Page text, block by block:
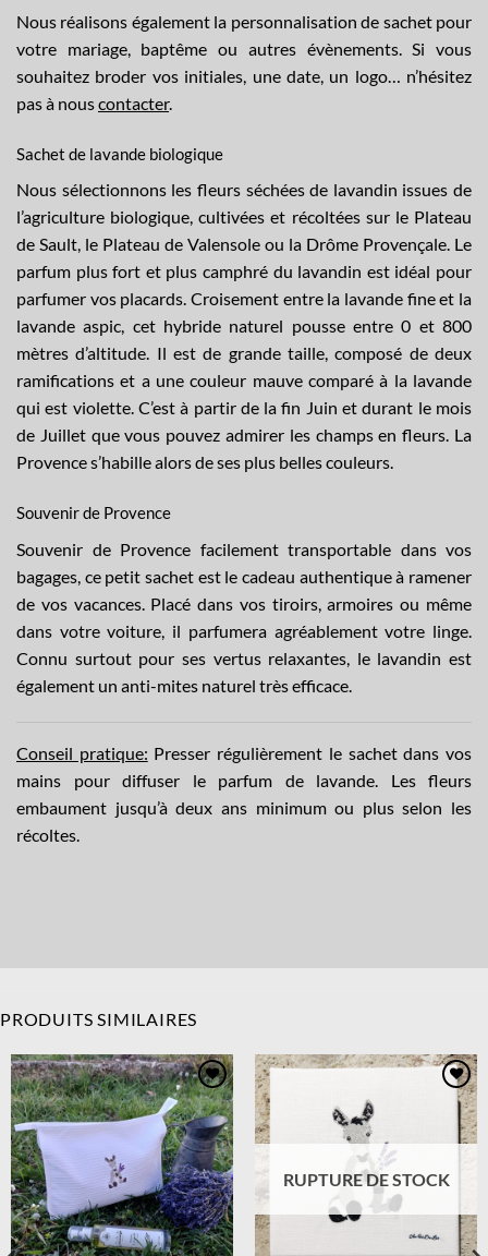
Nous réalisons également la personnalisation de sachet pour
votre mariage, baptême ou autres évènements. Si vous
souhaitez broder vos initiales, une date, un logo… n’hésitez
pas à nouscontacter.
Sachet de lavande biologique
Nous sélectionnons les fleurs séchées de lavandin issues de
l’agriculture biologique, cultivées et récoltées sur le Plateau
de Sault, le Plateau de Valensole ou la Drôme Provençale. Le
parfum plus fort et plus camphré du lavandin est idéal pour
parfumer vos placards. Croisement entre la lavande fine et la
lavande aspic, cet hybride naturel pousse entre 0 et 800
mètres d’altitude. Il est de grande taille, composé de deux
ramifications et a une couleur mauve comparé à la lavande
qui est violette. C’est à partir de la fin Juin et durant le mois
de Juillet que vous pouvez admirer les champs en fleurs. La
Provence s’habille alors de ses plus belles couleurs.
Souvenir de Provence
Souvenir de Provence facilement transportable dans vos
bagages, ce petit sachet est le cadeau authentique à ramener
de vos vacances. Placé dans vos tiroirs, armoires ou même
dans votre voiture, il parfumera agréablement votre linge.
Connu surtout pour ses vertus relaxantes, le lavandin est
également un anti-mites naturel très efficace.
Conseil pratique: Presser régulièrement le sachet dans vos
mains pour diffuser le parfum de lavande. Les fleurs
embaument jusqu’à deux ans minimum ou plus selon les
récoltes.
PRODUITS SIMILAIRES
Ajouter
à la
wishlist
Ajouter
wishlist
RUPTURE DE STOCK